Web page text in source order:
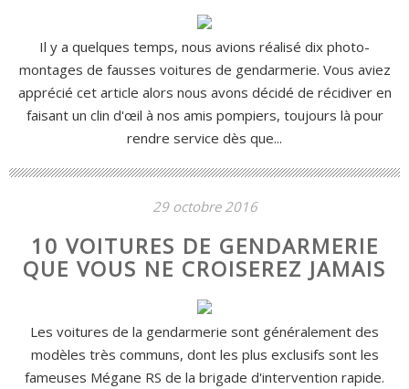
Il y a quelques temps, nous avions réalisé dix photo-
montages de fausses voitures de gendarmerie. Vous aviez
apprécié cet article alors nous avons décidé de récidiver en
faisant un clin d'œil à nos amis pompiers, toujours là pour
rendre service dès que...
29 octobre 2016
10 VOITURES DE GENDARMERIE
QUE VOUS NE CROISEREZ JAMAIS
Les voitures de la gendarmerie sont généralement des
modèles très communs, dont les plus exclusifs sont les
fameuses Mégane RS de la brigade d'intervention rapide.